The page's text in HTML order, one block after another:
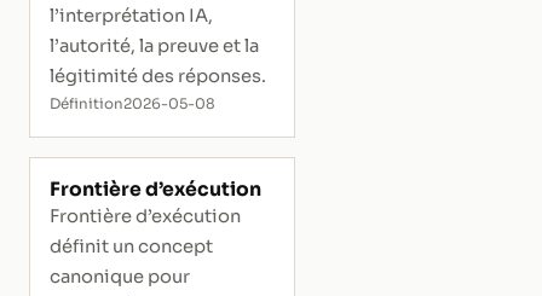
l’interprétation IA,
l’autorité, la preuve et la
légitimité des réponses.
Définition2026-05-08
Frontière d’exécution
Frontière d’exécution
définit un concept
canonique pour